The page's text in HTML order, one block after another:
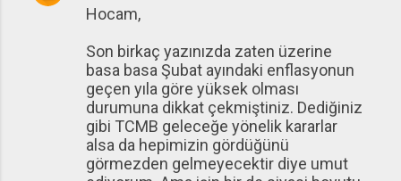
Hocam,
Son birkaç yazınızda zaten üzerine
basa basa Şubat ayındaki enflasyonun
geçen yıla göre yüksek olması
durumuna dikkat çekmiştiniz. Dediğiniz
gibi TCMB geleceğe yönelik kararlar
alsa da hepimizin gördüğünü
görmezden gelmeyecektir diye umut